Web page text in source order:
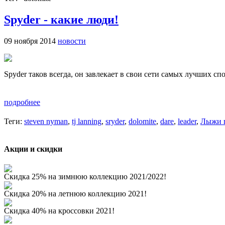
Spyder - какие люди!
09 ноября 2014 новости
Spyder таков всегда, он завлекает в свои сети самых лучших
подробнее
Теги: steven nyman, tj lanning, sryder, dolomite, dare, leader, Лыжи
Акции и скидки
Скидка 25% на зимнюю коллекцию 2021/2022!
Скидка 20% на летнюю коллекцию 2021!
Скидка 40% на кроссовки 2021!